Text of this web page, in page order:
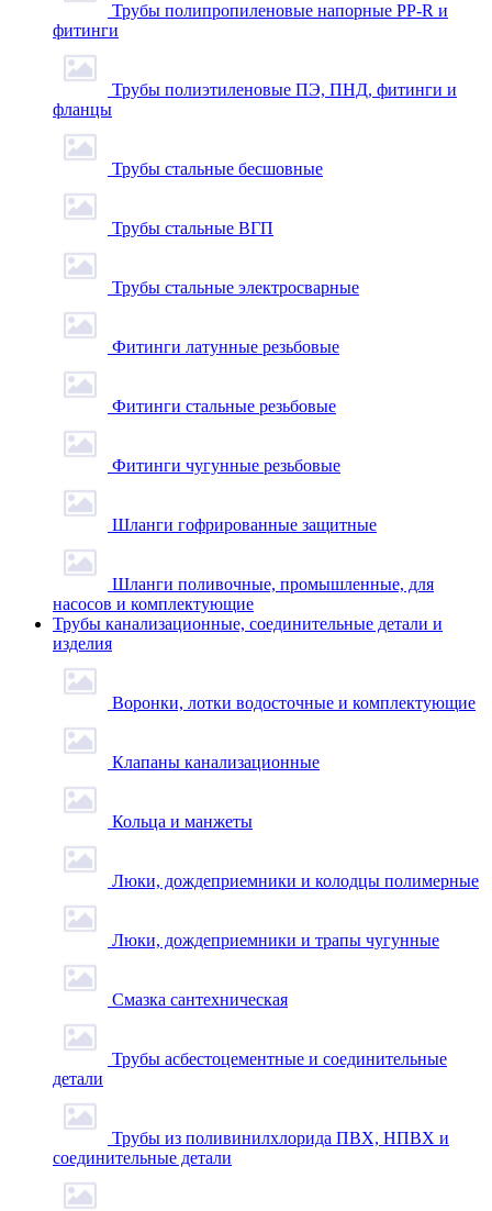
Трубы полипропиленовые напорные PP-R и
фитинги
Трубы полиэтиленовые ПЭ, ПНД, фитинги и
фланцы
Трубы стальные бесшовные
Трубы стальные ВГП
Трубы стальные электросварные
Фитинги латунные резьбовые
Фитинги стальные резьбовые
Фитинги чугунные резьбовые
Шланги гофрированные защитные
Шланги поливочные, промышленные, для
насосов и комплектующие
Трубы канализационные, соединительные детали и
изделия
Воронки, лотки водосточные и комплектующие
Клапаны канализационные
Кольца и манжеты
Люки, дождеприемники и колодцы полимерные
Люки, дождеприемники и трапы чугунные
Смазка сантехническая
Трубы асбестоцементные и соединительные
детали
Трубы из поливинилхлорида ПВХ, НПВХ и
соединительные детали